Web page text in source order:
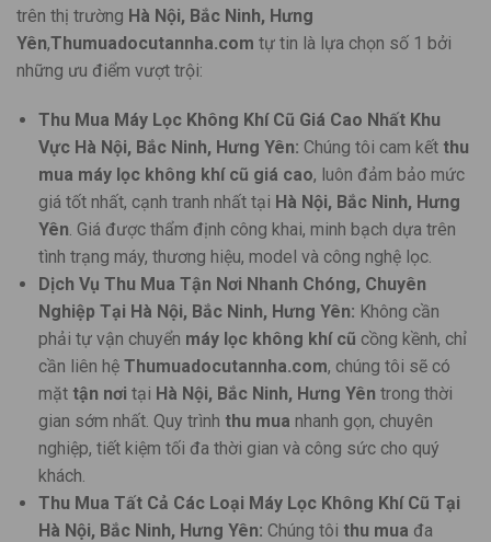
trên thị trường Hà Nội, Bắc Ninh, Hưng
Yên,Thumuadocutannha.com tự tin là lựa chọn số 1 bởi
những ưu điểm vượt trội:
Thu Mua Máy Lọc Không Khí Cũ Giá Cao Nhất Khu
Vực Hà Nội, Bắc Ninh, Hưng Yên: Chúng tôi cam kết thu
mua máy lọc không khí cũ giá cao, luôn đảm bảo mức
giá tốt nhất, cạnh tranh nhất tại Hà Nội, Bắc Ninh, Hưng
Yên. Giá được thẩm định công khai, minh bạch dựa trên
tình trạng máy, thương hiệu, model và công nghệ lọc.
Dịch Vụ Thu Mua Tận Nơi Nhanh Chóng, Chuyên
Nghiệp Tại Hà Nội, Bắc Ninh, Hưng Yên: Không cần
phải tự vận chuyển máy lọc không khí cũ cồng kềnh, chỉ
cần liên hệ Thumuadocutannha.com, chúng tôi sẽ có
mặt tận nơi tại Hà Nội, Bắc Ninh, Hưng Yên trong thời
gian sớm nhất. Quy trình thu mua nhanh gọn, chuyên
nghiệp, tiết kiệm tối đa thời gian và công sức cho quý
khách.
Thu Mua Tất Cả Các Loại Máy Lọc Không Khí Cũ Tại
Hà Nội, Bắc Ninh, Hưng Yên: Chúng tôi thu mua đa